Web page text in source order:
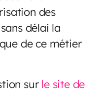
des
délai la
de ce métier
sur le site de